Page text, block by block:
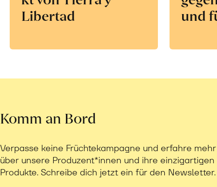
Libertad
und
Komm an Bord
Verpasse keine Früchtekampagne und erfahre mehr
über unsere Produzent*innen und ihre einzigartigen
Produkte. Schreibe dich jetzt ein für den Newsletter.